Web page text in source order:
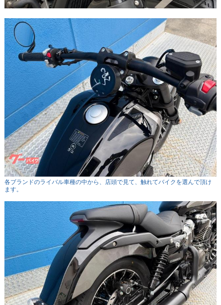
各ブランドのライバル車種の中から、店頭で見て、触れてバイクを選んで頂け
ます。